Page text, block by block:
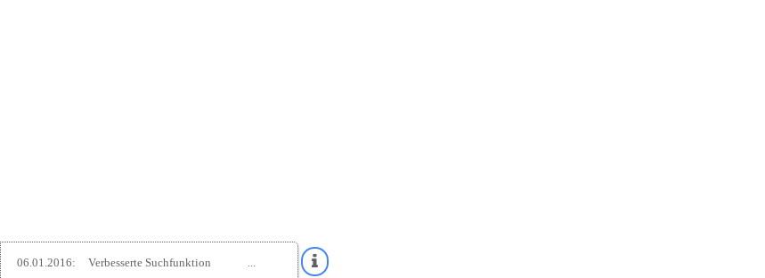
06.01.2016: Verbesserte Suchfunktion ...